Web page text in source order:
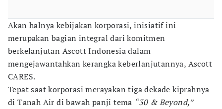
Akan halnya kebijakan korporasi, inisiatif ini
merupakan bagian integral dari komitmen
berkelanjutan Ascott Indonesia dalam
mengejawantahkan kerangka keberlanjutannya, Ascott
CARES.
Tepat saat korporasi merayakan tiga dekade kiprahnya
di Tanah Air di bawah panji tema “30 & Beyond,”